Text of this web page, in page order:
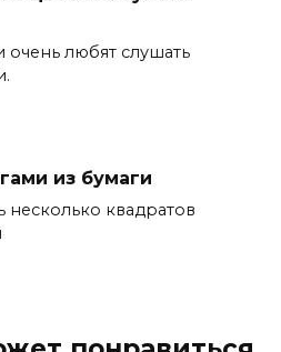
очень любят слушать
из бумаги
несколько квадратов